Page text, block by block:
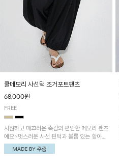
쿨메모리 사선턱 조거포트팬츠
68,000원
FREE
시원하고 매끄러운 촉감의 편안한 메모리 팬츠
예요~멋스러운 사선 핀턱과 볼륨 있는 항아리
핏이 유니크한 아이템!